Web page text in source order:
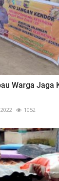
Warga Jaga
1052